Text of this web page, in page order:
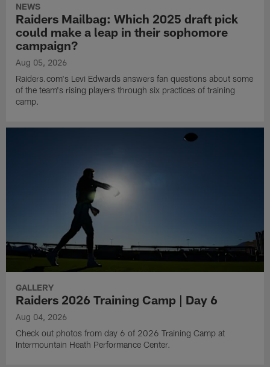
NEWS
Raiders Mailbag: Which 2025 draft pick
could make a leap in their sophomore
campaign?
Aug 05, 2026
Raiders.com's Levi Edwards answers fan questions about some
of the team's rising players through six practices of training
camp.
GALLERY
Raiders 2026 Training Camp | Day 6
Aug 04, 2026
Check out photos from day 6 of 2026 Training Camp at
Intermountain Heath Performance Center.